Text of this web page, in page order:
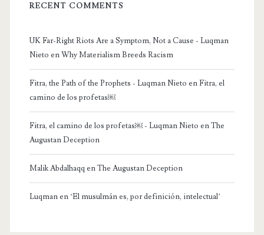
RECENT COMMENTS
UK Far-Right Riots Are a Symptom, Not a Cause - Luqman
Nieto enWhy Materialism Breeds Racism
Fitra, the Path of the Prophets - Luqman Nieto enFitra, el
camino de los profetas￼
Fitra, el camino de los profetas￼ - Luqman Nieto enThe
Augustan Deception
Malik Abdalhaqq enThe Augustan Deception
Luqmanen ‘El musulmán es, por definición, intelectual’